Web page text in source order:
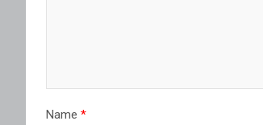
Name *